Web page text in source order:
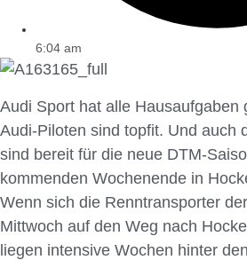
6:04 am
Audi Sport hat alle Hausaufgaben
Audi-Piloten sind topfit. Und auch
sind bereit für die neue DTM-
kommenden Wochenende in
Wenn sich die Renntransporter
Mittwoch auf den Weg nach
liegen intensive Wochen hinter